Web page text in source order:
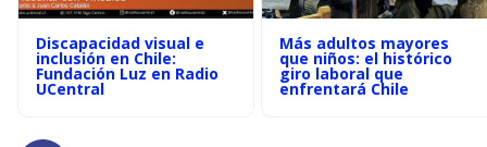
Discapacidad visual e
inclusión en Chile:
Fundación Luz en Radio
UCentral
Más adultos mayores
que niños: el histórico
giro laboral que
enfrentará Chile